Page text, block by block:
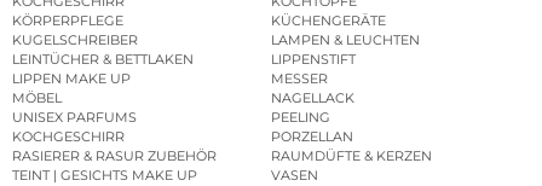
KÖRPERPFLEGE
KÜCHENGERÄTE
KUGELSCHREIBER
LAMPEN & LEUCHTEN
LEINTÜCHER & BETTLAKEN
LIPPENSTIFT
LIPPEN MAKE UP
MESSER
MÖBEL
NAGELLACK
UNISEX PARFUMS
PEELING
KOCHGESCHIRR
PORZELLAN
RASIERER & RASUR ZUBEHÖR
RAUMDÜFTE & KERZEN
TEINT | GESICHTS MAKE UP
VASEN